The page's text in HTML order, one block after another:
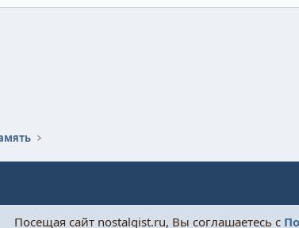
Посещая сайт nostalgist.ru, Вы соглашаетесь с